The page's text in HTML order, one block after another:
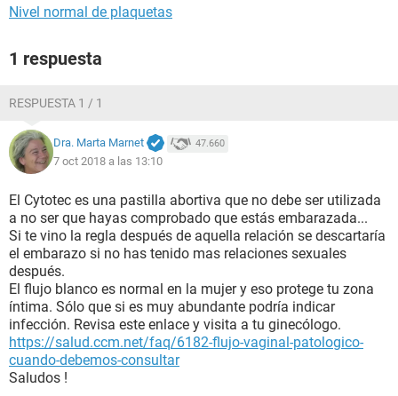
Nivel normal de plaquetas
1 respuesta
RESPUESTA 1 / 1
Dra. Marta Marnet 47.660
7 oct 2018 a las 13:10
El Cytotec es una pastilla abortiva que no debe ser utilizada
a no ser que hayas comprobado que estás embarazada...
Si te vino la regla después de aquella relación se descartaría
el embarazo si no has tenido mas relaciones sexuales
después.
El flujo blanco es normal en la mujer y eso protege tu zona
íntima. Sólo que si es muy abundante podría indicar
infección. Revisa este enlace y visita a tu ginecólogo.
https://salud.ccm.net/faq/6182-flujo-vaginal-patologico-
cuando-debemos-consultar
Saludos !